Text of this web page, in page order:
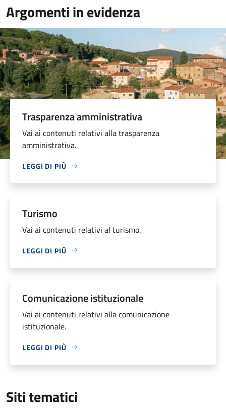
Argomenti in evidenza
Trasparenza amministrativa
Vai ai contenuti relativi alla trasparenza
amministrativa.
LEGGI DI PIÙ
Turismo
Vai ai contenuti relativi al turismo.
LEGGI DI PIÙ
Comunicazione istituzionale
Vai ai contenuti relativi alla comunicazione
istituzionale.
LEGGI DI PIÙ
Siti tematici